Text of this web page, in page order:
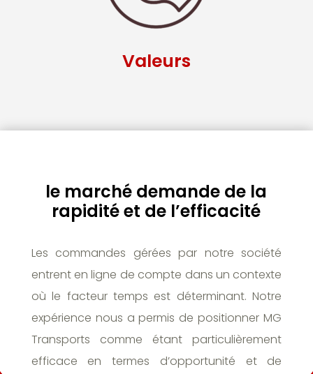
Valeurs
le marché demande de la
rapidité et de l’efficacité
Les commandes gérées par notre société
entrent en ligne de compte dans un contexte
où le facteur temps est déterminant. Notre
expérience nous a permis de positionner MG
Transports comme étant particulièrement
efficace en termes d’opportunité et de